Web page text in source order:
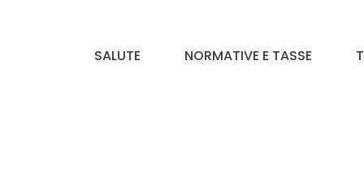
SALUTE NORMATIVE E TASSE